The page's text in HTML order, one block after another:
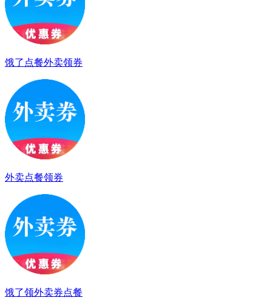
饿了点餐外卖领券
外卖点餐领券
饿了领外卖券点餐